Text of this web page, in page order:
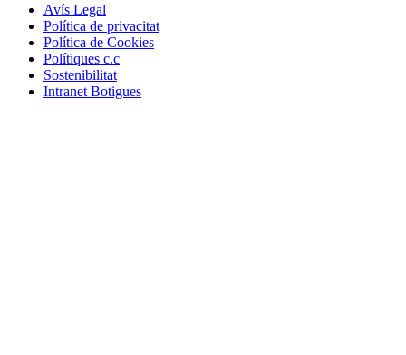
Avís Legal
Política de privacitat
Política de Cookies
Polítiques c.c
Sostenibilitat
Intranet Botigues